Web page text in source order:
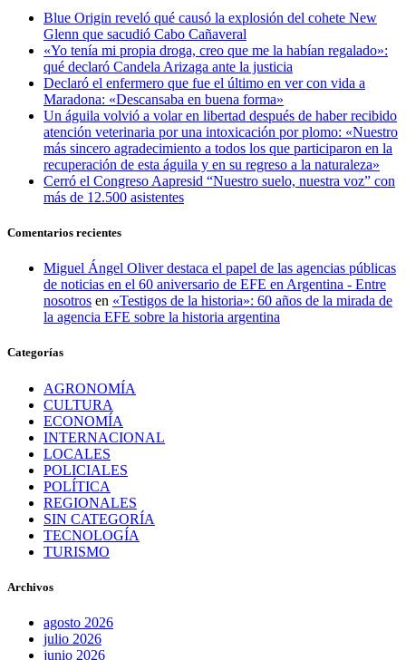
Blue Origin reveló qué causó la explosión del cohete New
Glenn que sacudió Cabo Cañaveral
«Yo tenía mi propia droga, creo que me la habían regalado»:
qué declaró Candela Arizaga ante la justicia
Declaró el enfermero que fue el último en ver con vida a
Maradona: «Descansaba en buena forma»
Un águila volvió a volar en libertad después de haber recibido
atención veterinaria por una intoxicación por plomo: «Nuestro
más sincero agradecimiento a todos los que participaron en la
recuperación de esta águila y en su regreso a la naturaleza»
Cerró el Congreso Aapresid “Nuestro suelo, nuestra voz” con
más de 12.500 asistentes
Comentarios recientes
Miguel Ángel Oliver destaca el papel de las agencias públicas
de noticias en el 60 aniversario de EFE en Argentina - Entre
nosotros en «Testigos de la historia»: 60 años de la mirada de
la agencia EFE sobre la historia argentina
Categorías
AGRONOMÍA
CULTURA
ECONOMÍA
INTERNACIONAL
LOCALES
POLICIALES
POLÍTICA
REGIONALES
SIN CATEGORÍA
TECNOLOGÍA
TURISMO
Archivos
agosto 2026
julio 2026
junio 2026